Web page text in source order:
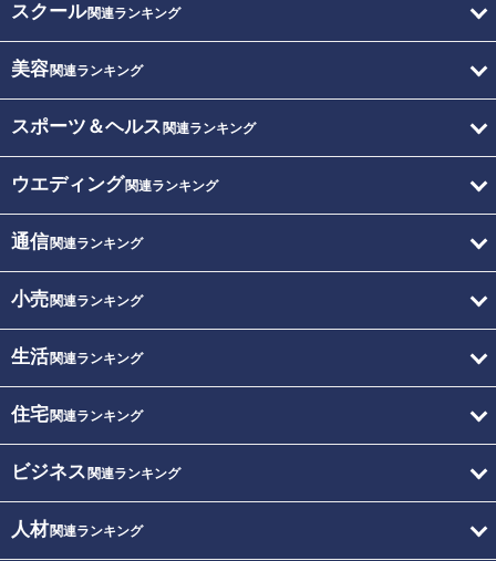
スクール関連ランキング
美容関連ランキング
スポーツ＆ヘルス 関連ランキング
ウエディング関連ランキング
通信関連ランキング
小売関連ランキング
生活関連ランキング
住宅関連ランキング
ビジネス 関連ランキング
人材関連ランキング